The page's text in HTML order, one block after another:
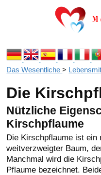
Das Wesentliche>
Die
Nützliche
Kirschpflaume
Die Kirschpflaume ist ein
weitverzweigter Baum,
Manchmal wird die
Pflaume bezeichnet.